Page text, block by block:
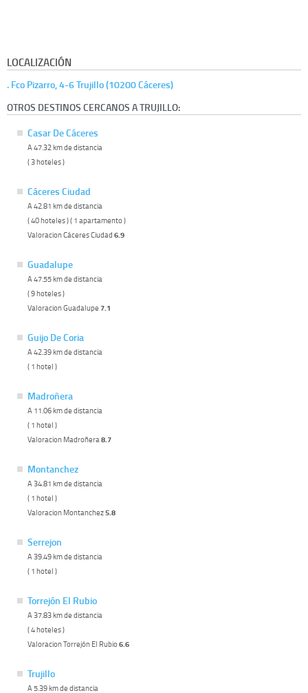
LOCALIZACIÓN
. Fco Pizarro, 4-6 Trujillo (10200 Cáceres)
OTROS DESTINOS CERCANOS A TRUJILLO:
Casar De Cáceres
A 47.32 km de distancia
( 3 hoteles )
Cáceres Ciudad
A 42.81 km de distancia
( 40 hoteles ) ( 1 apartamento )
Valoracion Cáceres Ciudad 6.9
Guadalupe
A 47.55 km de distancia
( 9 hoteles )
Valoracion Guadalupe 7.1
Guijo De Coria
A 42.39 km de distancia
( 1 hotel )
Madroñera
A 11.06 km de distancia
( 1 hotel )
Valoracion Madroñera 8.7
Montanchez
A 34.81 km de distancia
( 1 hotel )
Valoracion Montanchez5.8
Serrejon
A 39.49 km de distancia
( 1 hotel )
Torrejón El Rubio
A 37.83 km de distancia
( 4 hoteles )
Valoracion Torrejón El Rubio6.6
Trujillo
A 5.39 km de distancia